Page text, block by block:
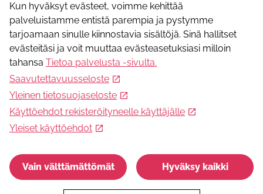
Toiminnan järjestäjä
Hengaamo
Nämä voisivat kiinnostaa sinua
Nuorten tallileirit
talliympäristössä 11-15 vuotiaille nuorille
Tukea ja apua
Kun hyväksyt evästeet, voimme kehittää
palveluistamme entistä parempia ja pystymme
tarjoamaan sinulle kiinnostavia sisältöjä. Sinä hallitset
evästeitäsi ja voit muuttaa evästeasetuksiasi milloin
tahansa Tietoa palvelusta -sivulta.
Saavutettavuusseloste
Yleinen tietosuojaseloste
Käyttöehdot rekisteröityneelle käyttäjälle
Yleiset käyttöehdot
Vain välttämättömät Hyväksy kaikki